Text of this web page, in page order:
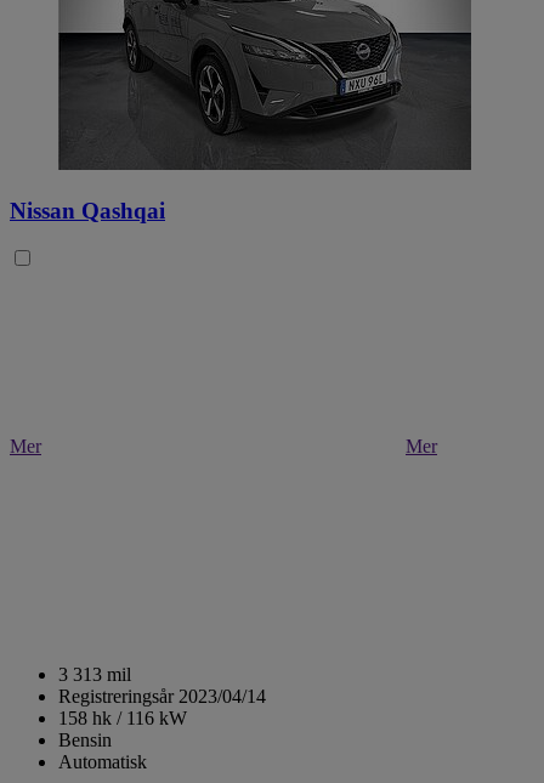
Nissan Qashqai
Mer Mer
3 313 mil
Registreringsår 2023/04/14
158 hk / 116 kW
Bensin
Automatisk